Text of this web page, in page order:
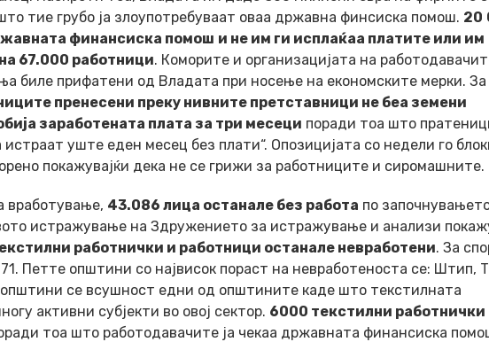
тие грубо ја злоупотребуваат оваа државна финсиска помош. 20
финансиска помош и не им ги исплаќаа платите или им
67.000 работници. Коморите и организацијата на
биле прифатени од Владата при носење на економските мерки. За
пренесени преку нивните претставници не беа земени
заработената плата за три месеци поради тоа што
уште еден месец без плати“. Опозицијата со недели го
покажувајќи дека не се грижи за работниците и сиромашните.
вработување, 43.086 лица останале без работа по
истражување на Здружението за истражување и анализи
работнички и работници останале невработени. За
Петте општини со највисок пораст на невработеноста се: Штип,
општини се всушност едни од општините каде што текстилната
активни субјекти во овој сектор. 6000 текстилни работнички
тоа што работодавачите ја чекаа државната финансиска